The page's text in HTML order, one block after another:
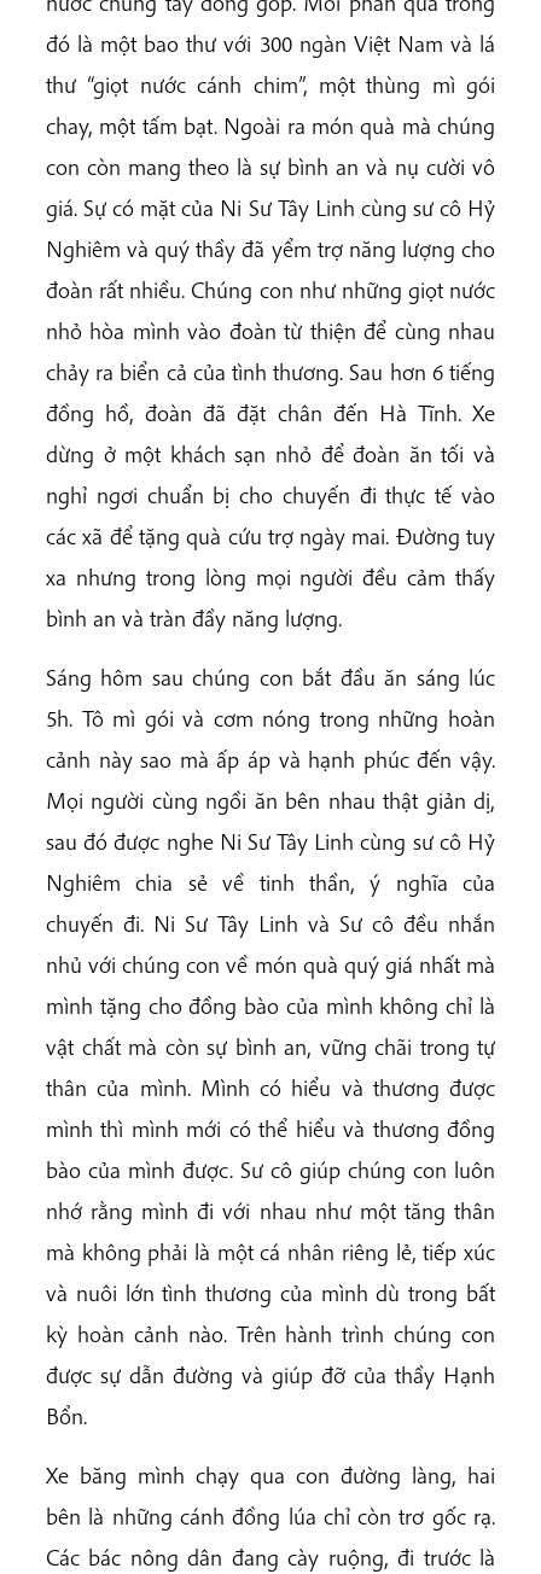
đó là một bao thư với 300 ngàn Việt Nam và lá
thư “giọt nước cánh chim”, một thùng mì gói
chay, một tấm bạt. Ngoài ra món quà mà chúng
con còn mang theo là sự bình an và nụ cười vô
giá. Sự có mặt của Ni Sư Tây Linh cùng sư cô Hỷ
Nghiêm và quý thầy đã yểm trợ năng lượng cho
đoàn rất nhiều. Chúng con như những giọt nước
nhỏ hòa mình vào đoàn từ thiện để cùng nhau
chảy ra biển cả của tình thương. Sau hơn 6 tiếng
đồng hồ, đoàn đã đặt chân đến Hà Tĩnh. Xe
dừng ở một khách sạn nhỏ để đoàn ăn tối và
nghỉ ngơi chuẩn bị cho chuyến đi thực tế vào
các xã để tặng quà cứu trợ ngày mai. Đường tuy
xa nhưng trong lòng mọi người đều cảm thấy
bình an và tràn đầy năng lượng.
Sáng hôm sau chúng con bắt đầu ăn sáng lúc
5h. Tô mì gói và cơm nóng trong những hoàn
cảnh này sao mà ấp áp và hạnh phúc đến vậy.
Mọi người cùng ngồi ăn bên nhau thật giản dị,
sau đó được nghe Ni Sư Tây Linh cùng sư cô Hỷ
Nghiêm chia sẻ về tinh thần, ý nghĩa của
chuyến đi. Ni Sư Tây Linh và Sư cô đều nhắn
nhủ với chúng con về món quà quý giá nhất mà
mình tặng cho đồng bào của mình không chỉ là
vật chất mà còn sự bình an, vững chãi trong tự
thân của mình. Mình có hiểu và thương được
mình thì mình mới có thể hiểu và thương đồng
bào của mình được. Sư cô giúp chúng con luôn
nhớ rằng mình đi với nhau như một tăng thân
mà không phải là một cá nhân riêng lẻ, tiếp xúc
và nuôi lớn tình thương của mình dù trong bất
kỳ hoàn cảnh nào. Trên hành trình chúng con
được sự dẫn đường và giúp đỡ của thầy Hạnh
Bổn.
Xe băng mình chạy qua con đường làng, hai
bên là những cánh đồng lúa chỉ còn trơ gốc rạ.
Các bác nông dân đang cày ruộng, đi trước là